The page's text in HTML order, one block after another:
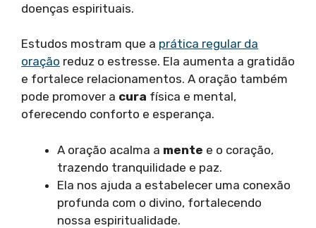
doenças espirituais.
Estudos mostram que a prática regular da
oração reduz o estresse. Ela aumenta a gratidão
e fortalece relacionamentos. A oração também
pode promover a cura física e mental,
oferecendo conforto e esperança.
A oração acalma a mente e o coração,
trazendo tranquilidade e paz.
Ela nos ajuda a estabelecer uma conexão
profunda com o divino, fortalecendo
nossa espiritualidade.